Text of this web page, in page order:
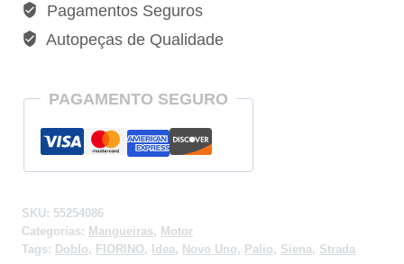
Pagamentos Seguros
Autopeças de Qualidade
PAGAMENTO SEGURO
SKU: 55254086
Categorias: Mangueiras, Motor
Tags: Doblo, FIORINO, Idea, Novo Uno, Palio, Siena, Strada